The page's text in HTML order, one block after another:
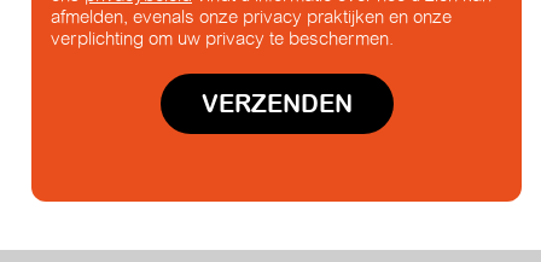
afmelden, evenals onze privacy praktijken en onze
verplichting om uw privacy te beschermen.